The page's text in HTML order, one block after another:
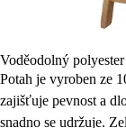
Voděodolný polyester
Potah je vyroben ze
zajišťuje pevnost a
snadno se udržuje.